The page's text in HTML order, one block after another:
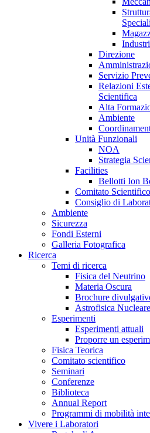
Speciali
Direzione
Servizio
Relazioni
Scientifica
Alta
Ambiente
Unità Funzionali
NOA
Strategia
Facilities
Bellotti Ion
Comitato Scientifico
Consiglio di
Ambiente
Sicurezza
Fondi Esterni
Galleria Fotografica
Ricerca
Temi di ricerca
Fisica del Neutrino
Materia Oscura
Brochure
Astrofisica Nucleare
Esperimenti
Esperimenti attuali
Proporre un
Fisica Teorica
Comitato scientifico
Seminari
Conferenze
Biblioteca
Annual Report
Programmi di mobilità
Vivere i Laboratori